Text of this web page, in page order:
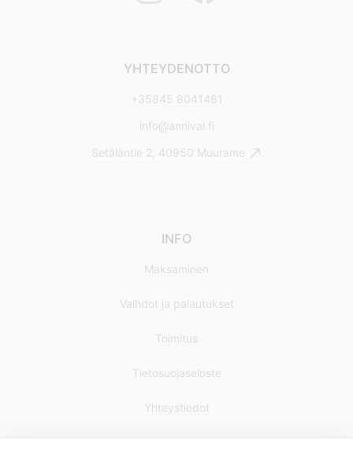
YHTEYDENOTTO
+35845 8041481
info@annival.fi
Setäläntie 2, 40950 Muurame
INFO
Maksaminen
Vaihdot ja palautukset
Toimitus
Tietosuojaseloste
Yhteystiedot